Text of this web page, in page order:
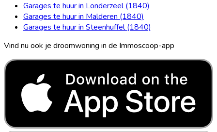
Garages te huur in Londerzeel (1840)
Garages te huur in Malderen (1840)
Garages te huur in Steenhuffel (1840)
Vind nu ook je droomwoning in de Immoscoop-app